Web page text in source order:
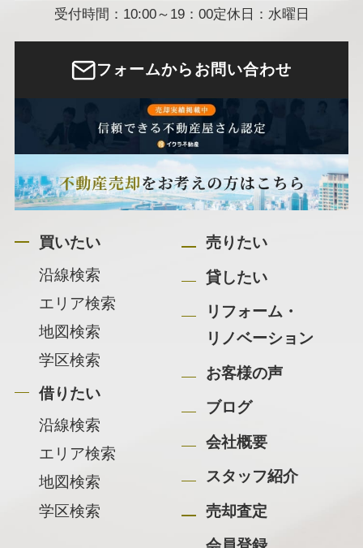
受付時間：10:00～19：00定休日：水曜日
フォームからお問い合わせ
買いたい
沿線検索
エリア検索
地図検索
学区検索
借りたい
沿線検索
エリア検索
地図検索
学区検索
売りたい
貸したい
リフォーム・
リノベーション
お客様の声
ブログ
会社概要
スタッフ紹介
売却査定